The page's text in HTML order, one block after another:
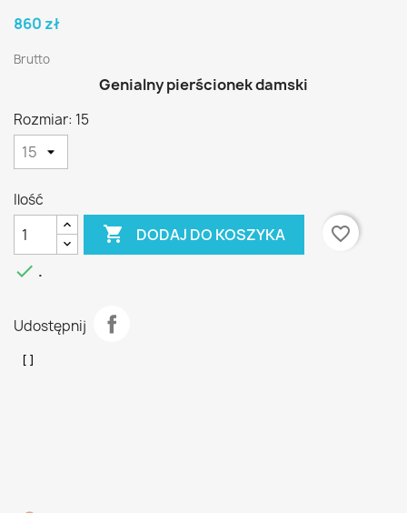
860 zł
Brutto
Genialny pierścionek damski
Rozmiar: 15
Ilość
 DODAJ DO KOSZYKA
favorite_border
 .
Udostępnij